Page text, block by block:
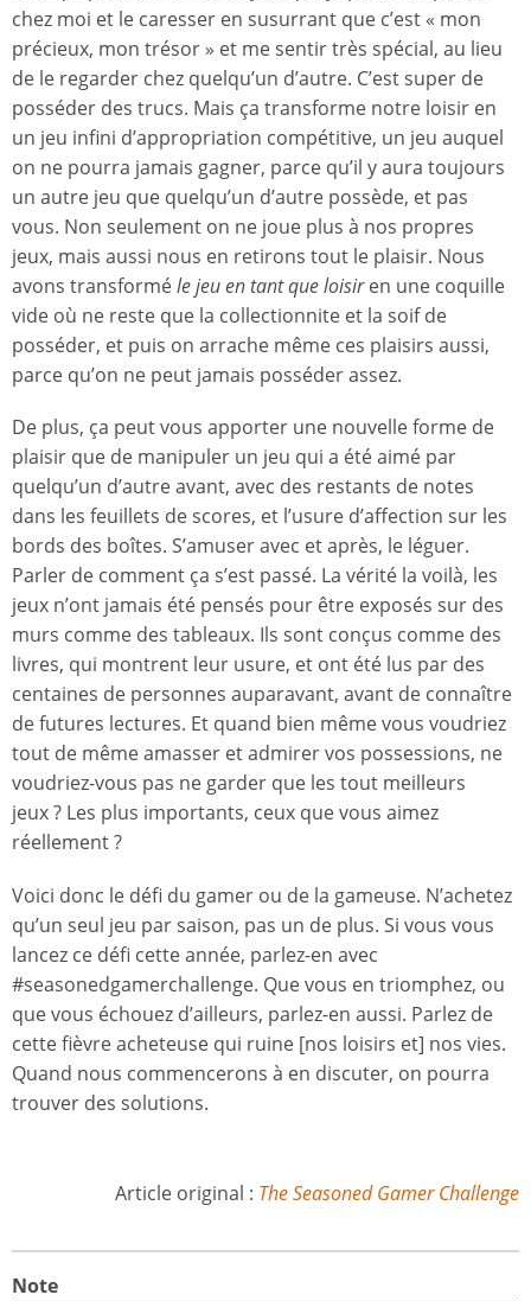
chez moi et le caresser en susurrant que c’est « mon
précieux, mon trésor » et me sentir très spécial, au lieu
de le regarder chez quelqu’un d’autre. C’est super de
posséder des trucs. Mais ça transforme notre loisir en
un jeu infini d’appropriation compétitive, un jeu auquel
on ne pourra jamais gagner, parce qu’il y aura toujours
un autre jeu que quelqu’un d’autre possède, et pas
vous. Non seulement on ne joue plus à nos propres
jeux, mais aussi nous en retirons tout le plaisir. Nous
avons transforméle jeu en tant que loisiren une coquille
vide où ne reste que la collectionnite et la soif de
posséder, et puis on arrache même ces plaisirs aussi,
parce qu’on ne peut jamais posséder assez.
De plus, ça peut vous apporter une nouvelle forme de
plaisir que de manipuler un jeu qui a été aimé par
quelqu’un d’autre avant, avec des restants de notes
dans les feuillets de scores, et l’usure d’affection sur les
bords des boîtes. S’amuser avec et après, le léguer.
Parler de comment ça s’est passé. La vérité la voilà, les
jeux n’ont jamais été pensés pour être exposés sur des
murs comme des tableaux. Ils sont conçus comme des
livres, qui montrent leur usure, et ont été lus par des
centaines de personnes auparavant, avant de connaître
de futures lectures. Et quand bien même vous voudriez
tout de même amasser et admirer vos possessions, ne
voudriez-vous pas ne garder que les tout meilleurs
jeux ? Les plus importants, ceux que vous aimez
réellement ?
Voici donc le défi du gamer ou de la gameuse. N’achetez
qu’un seul jeu par saison, pas un de plus. Si vous vous
lancez ce défi cette année, parlez-en avec
#seasonedgamerchallenge. Que vous en triomphez, ou
que vous échouez d’ailleurs, parlez-en aussi. Parlez de
cette fièvre acheteuse qui ruine [nos loisirs et] nos vies.
Quand nous commencerons à en discuter, on pourra
trouver des solutions.
Article original : The Seasoned Gamer Challenge
Note